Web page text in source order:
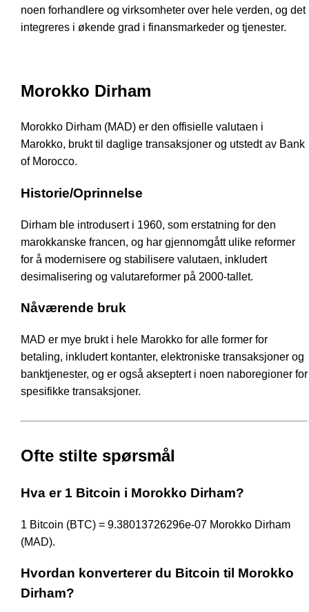
noen forhandlere og virksomheter over hele verden, og det
integreres i økende grad i finansmarkeder og tjenester.
Morokko Dirham
Morokko Dirham (MAD) er den offisielle valutaen i
Marokko, brukt til daglige transaksjoner og utstedt av Bank
of Morocco.
Historie/Oprinnelse
Dirham ble introdusert i 1960, som erstatning for den
marokkanske francen, og har gjennomgått ulike reformer
for å modernisere og stabilisere valutaen, inkludert
desimalisering og valutareformer på 2000-tallet.
Nåværende bruk
MAD er mye brukt i hele Marokko for alle former for
betaling, inkludert kontanter, elektroniske transaksjoner og
banktjenester, og er også akseptert i noen naboregioner for
spesifikke transaksjoner.
Ofte stilte spørsmål
Hva er 1 Bitcoin i Morokko Dirham?
1 Bitcoin (BTC) = 9.38013726296e-07 Morokko Dirham
(MAD).
Hvordan konverterer du Bitcoin til Morokko
Dirham?